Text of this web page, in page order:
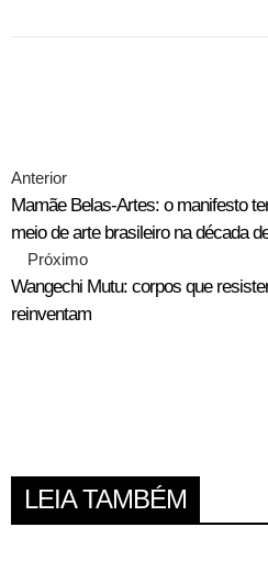
Anterior
Mamãe Belas-Artes: o manifesto
meio de arte brasileiro na década
Próximo
Wangechi Mutu: corpos que
reinventam
LEIA TAMBÉM